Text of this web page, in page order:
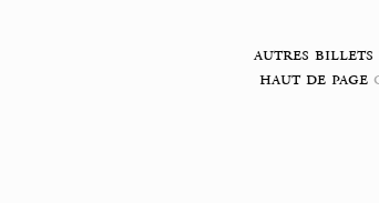
autres billets
haut de page